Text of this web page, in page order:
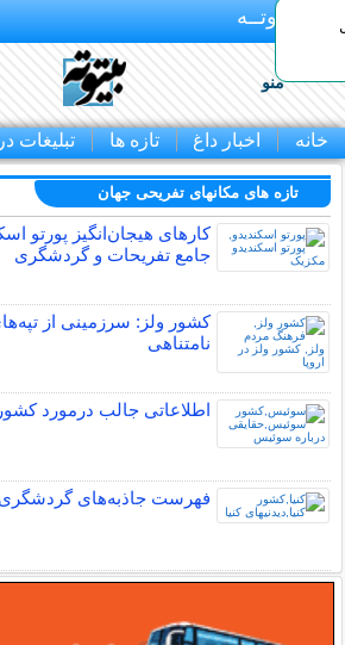
بـیتوتــه
منو
خانه اخبار داغ تازه ها تبلیغات
تازه های مکانهای تفریحی جهان
کارهای هیجان‌انگیز پورتو
جامع تفریحات و گردشگری
کشور ولز: سرزمینی از
نامتناهی
اطلاعاتی جالب درمورد
فهرست جاذبه‌های گردشگری